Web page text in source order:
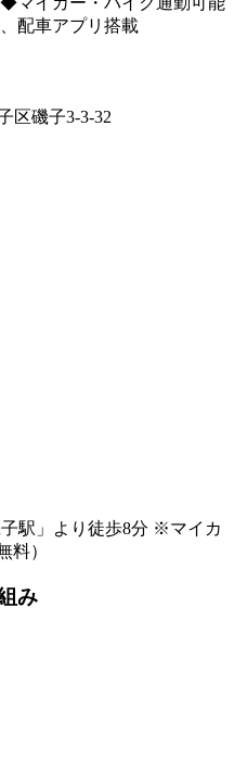
配車アプリ搭載
区磯子3-3-32
駅」より徒歩8分 ※マイカ
料）
み